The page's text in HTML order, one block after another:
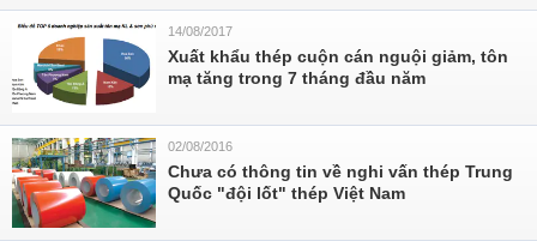
14/08/2017
Xuất khẩu thép cuộn cán nguội giảm, tôn
mạ tăng trong 7 tháng đầu năm
02/08/2016
Chưa có thông tin về nghi vấn thép Trung
Quốc "đội lốt" thép Việt Nam